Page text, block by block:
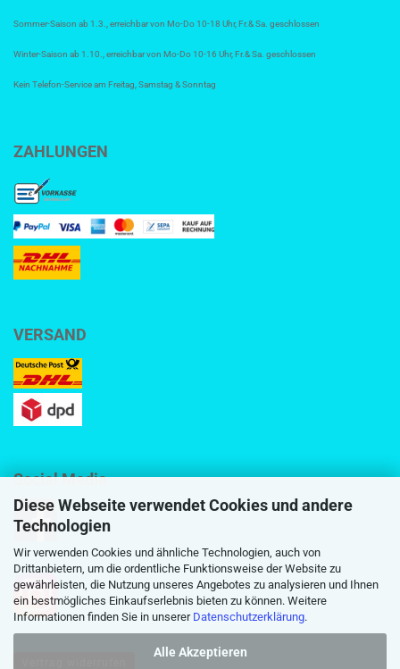
Diese Webseite verwendet Cookies und andere
Technologien
Wir verwenden Cookies und ähnliche Technologien, auch von
Drittanbietern, um die ordentliche Funktionsweise der Website zu
gewährleisten, die Nutzung unseres Angebotes zu analysieren und Ihnen
ein bestmögliches Einkaufserlebnis bieten zu können. Weitere
Informationen finden Sie in unserer Datenschutzerklärung.
Alle Akzeptieren
Sommer-Saison ab 1.3., erreichbar von Mo-Do 10-18 Uhr, Fr.& Sa. geschlossen
Winter-Saison ab 1.10., erreichbar von Mo-Do 10-16 Uhr, Fr.& Sa. geschlossen
Kein Telefon-Service am Freitag, Samstag & Sonntag
ZAHLUNGEN
VERSAND
Social Media